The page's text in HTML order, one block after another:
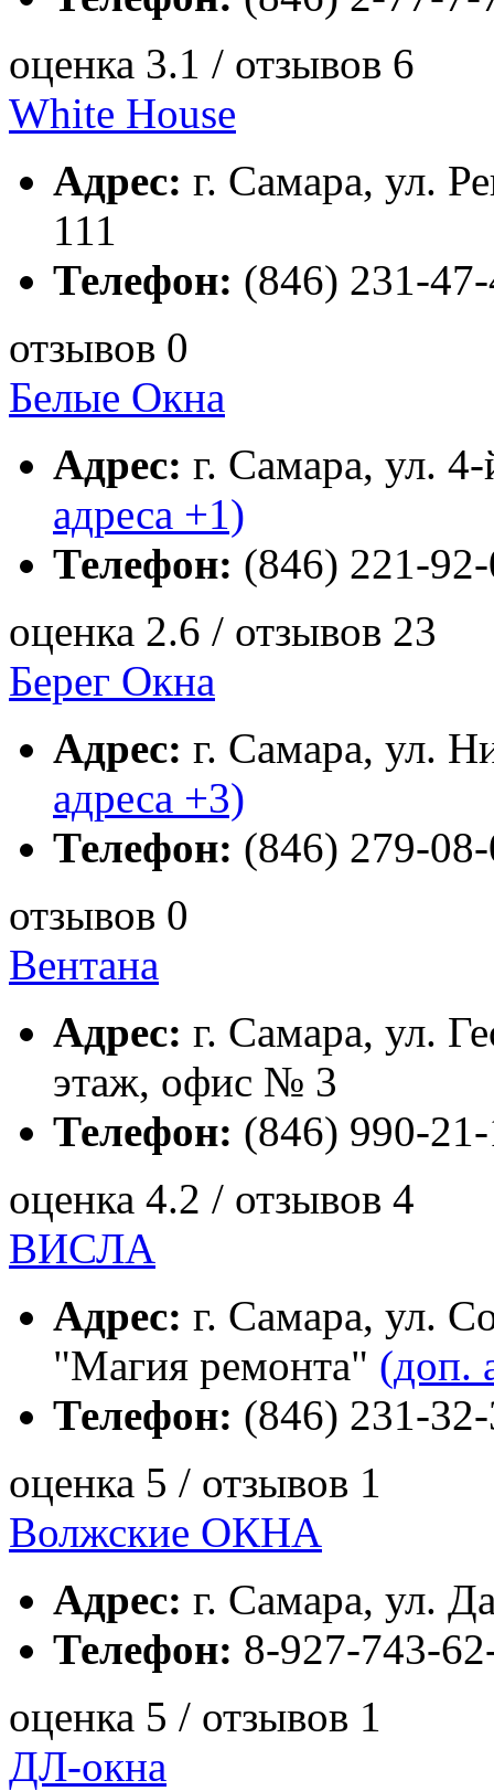
оценка 3.1 / отзывов 6
White House
Адрес: г. Самара, ул.
111
Телефон: (846) 231-
отзывов 0
Белые Окна
Адрес: г. Самара, ул.
адреса +1)
Телефон: (846) 221-
оценка 2.6 / отзывов 23
Берег Окна
Адрес: г. Самара, ул.
адреса +3)
Телефон: (846) 279-
отзывов 0
Вентана
Адрес: г. Самара, ул.
этаж, офис № 3
Телефон: (846) 990-
оценка 4.2 / отзывов 4
ВИСЛА
Адрес: г. Самара, ул.
"Магия ремонта" (доп.
Телефон: (846) 231-
оценка 5 / отзывов 1
Волжские ОКНА
Адрес: г. Самара, ул.
Телефон: 8-927-743-
оценка 5 / отзывов 1
ДЛ-окна